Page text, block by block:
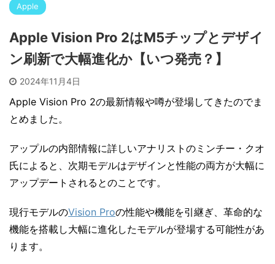
Apple
Apple Vision Pro 2はM5チップとデザイ
ン刷新で大幅進化か【いつ発売？】
2024年11月4日
Apple Vision Pro 2の最新情報や噂が登場してきたのでま
とめました。
アップルの内部情報に詳しいアナリストのミンチー・クオ
氏によると、次期モデルはデザインと性能の両方が大幅に
アップデートされるとのことです。
現行モデルのVision Proの性能や機能を引継ぎ、革命的な
機能を搭載し大幅に進化したモデルが登場する可能性があ
ります。